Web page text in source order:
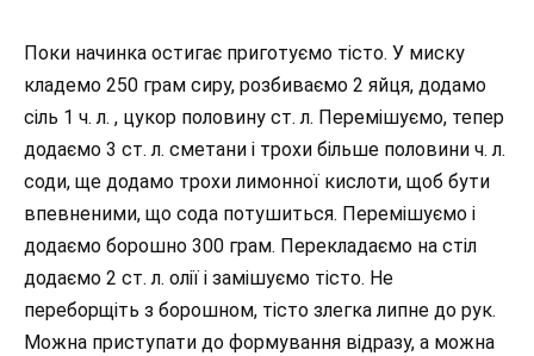
Поки начинка остигає приготуємо тісто. У миску
кладемо 250 грам сиру, розбиваємо 2 яйця, додамо
сіль 1 ч. л. , цукор половину ст. л. Перемішуємо, тепер
додаємо 3 ст. л. сметани і трохи більше половини ч. л.
соди, ще додамо трохи лимонної кислоти, щоб бути
впевненими, що сода потушиться. Перемішуємо і
додаємо борошно 300 грам. Перекладаємо на стіл
додаємо 2 ст. л. олії і замішуємо тісто. Не
переборщіть з борошном, тісто злегка липне до рук.
Можна приступати до формування відразу, а можна